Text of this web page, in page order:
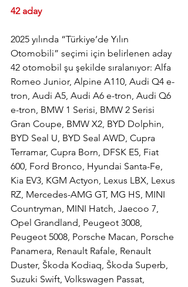
42 aday
2025 yılında “Türkiye’de Yılın
Otomobili” seçimi için belirlenen aday
42 otomobil şu şekilde sıralanıyor: Alfa
Romeo Junior, Alpine A110, Audi Q4 e-
tron, Audi A5, Audi A6 e-tron, Audi Q6
e-tron, BMW 1 Serisi, BMW 2 Serisi
Gran Coupe, BMW X2, BYD Dolphin,
BYD Seal U, BYD Seal AWD, Cupra
Terramar, Cupra Born, DFSK E5, Fiat
600, Ford Bronco, Hyundai Santa-Fe,
Kia EV3, KGM Actyon, Lexus LBX, Lexus
RZ, Mercedes-AMG GT, MG HS, MINI
Countryman, MINI Hatch, Jaecoo 7,
Opel Grandland, Peugeot 3008,
Peugeot 5008, Porsche Macan, Porsche
Panamera, Renault Rafale, Renault
Duster, Škoda Kodiaq, Škoda Superb,
Suzuki Swift, Volkswagen Passat,